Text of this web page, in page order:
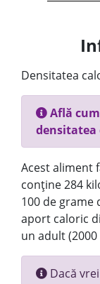
Densitatea
Află
densitatea
Acest aliment
conține 284
100 de grame
aport caloric
un adult (2000
Dacă